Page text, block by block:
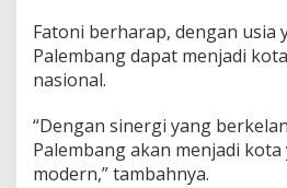
Fatoni berharap, dengan usia
Palembang dapat menjadi
nasional.
“Dengan sinergi yang
Palembang akan menjadi
modern,” tambahnya.